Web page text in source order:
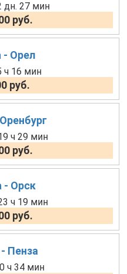
дн. 27 мин
руб.
- Орел
ч 16 мин
руб.
ч 29 мин
руб.
- Орск
ч 19 мин
руб.
Пенза
ч 34 мин